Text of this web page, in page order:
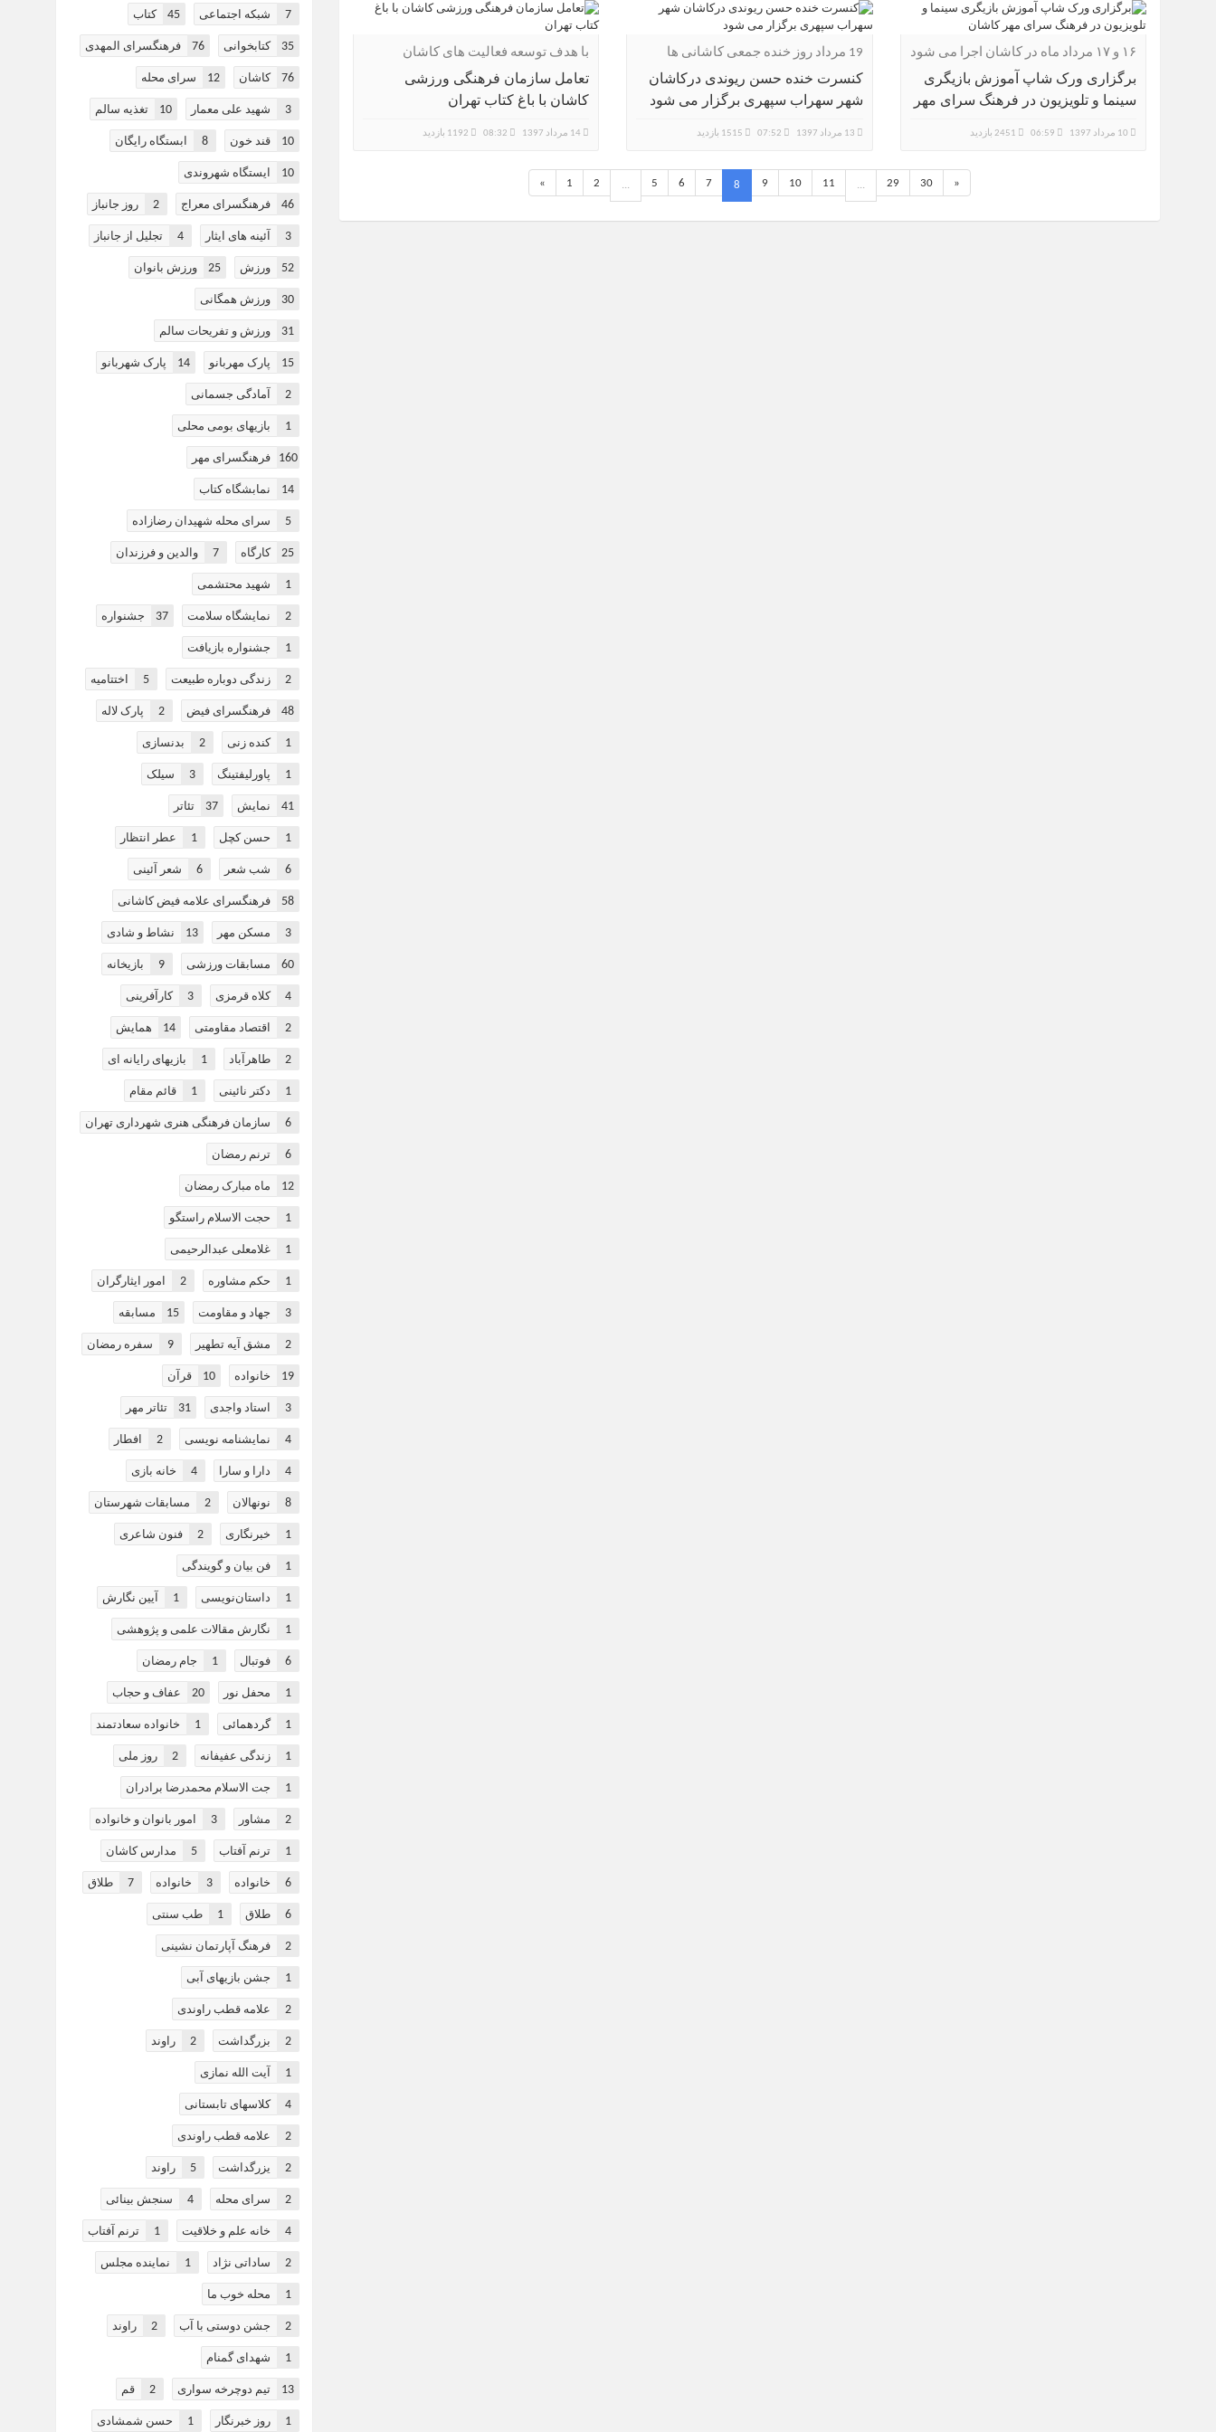
۱۶ و ۱۷ مرداد ماه در کاشان اجرا می شود
برگزاری ورک شاپ آموزش بازیگری
سینما و تلویزیون در فرهنگ سرای مهر
19 مرداد روز خنده جمعی کاشانی ها
کنسرت خنده حسن ریوندی درکاشان
شهر سهراب سپهری برگزار می شود
با هدف توسعه فعالیت های کاشان
پایتخت کتاب ایران:
تعامل سازمان فرهنگی ورزشی
کاشان با باغ کتاب تهران
« 1 2 ... 5 6 7 8 9 10 11 ... 29 30 »
شبکه اجتماعی 7 کتاب 45
کتابخوانی 35 فرهنگسرای المهدی 76
کاشان 76 سرای محله 12
شهید علی معمار 3 تغذیه سالم 10
قند خون 10 ابستگاه رایگان 8
ایستگاه شهروندی 10
فرهنگسرای معراج 46 روز جانباز 2
آئینه های ایثار 3 تجلیل از جانباز 4
ورزش 52 ورزش بانوان 25
ورزش همگانی 30
ورزش و تفریحات سالم 31
پارک مهربانو 15 پارک شهربانو 14
آمادگی جسمانی 2
بازیهای بومی محلی 1
فرهنگسرای مهر 160
نمابشگاه کتاب 14
سرای محله شهیدان رضازاده 5
کارگاه 25 والدین و فرزندان 7
شهید محتشمی 1
نمایشگاه سلامت 2 جشنواره 37
جشنواره بازیافت 1
زندگی دوباره طبیعت 2 اختتاميه 5
فرهنگسرای فیض 48 پارک لاله 2
کنده زنی 1 بدنسازی 2
پاورلیفتینگ 1 سیلک 3
نمایش 41 تئاتر 37
حسن کچل 1 عطر انتظار 1
شب شعر 6 شعر آئینی 6
فرهنگسرای علامه فیض کاشانی 58
مسکن مهر 3 نشاط و شادی 13
مسابقات ورزشی 60 بازیخانه 9
کلاه قرمزی 4 کارآفرینی 3
اقتصاد مقاومتی 2 همایش 14
طاهرآباد 2 بازیهای رایانه ای 1
دکتر نائینی 1 قائم مقام 1
سازمان فرهنگی هنری شهرداری تهران 6
ترنم رمضان 6
ماه مبارک رمضان 12
حجت الاسلام راستگو 1
غلامعلی عبدالرحیمی 1
حکم مشاوره 1 امور ایثارگران 2
جهاد و مقاومت 3 مسابقه 15
مشق آیه تطهیر 2 سفره رمضان 9
خانواده 19 قرآن 10
استاد واجدی 3 تئاتر مهر 31
نمایشنامه نویسی 4 افطار 2
دارا و سارا 4 خانه بازی 4
نونهالان 8 مسابقات شهرستان 2
خبرنگاری 1 فنون شاعری 2
فن بیان و گویندگی 1
داستان‌نویسی 1 آیین نگارش 1
نگارش مقالات علمی و پژوهشی 1
فوتبال 6 جام رمضان 1
محفل نور 1 عفاف و حجاب 20
گردهمائی 1 خانواده سعادتمند 1
زندگی عفیفانه 1 روز ملی 2
جت الاسلام محمدرضا برادران 1
مشاور 2 امور بانوان و خانواده 3
ترنم آفتاب 1 مدارس کاشان 5
خانواده 6 خانواده 3 طلاق 7
طلاق 6 طب سنتی 1
فرهنگ آپارتمان نشینی 2
جشن بازیهای آبی 1
علامه قطب راوندی 2
بزرگداشت 2 راوند 2
آیت الله نمازی 1
کلاسهای تابستانی 4
علامه قطب راوندی 2
یزرگداشت 2 راوند 5
سرای محله 2 سنجش بینائی 4
خانه علم و خلاقیت 4 ترنم آفتاب 1
ساداتی نژاد 2 نماینده مجلس 1
محله خوب ما 1
جشن دوستی با آب 2 راوند 2
شهدای گمنام 1
تیم دوچرخه سواری 13 قم 2
روز خبرنگار 1 حسن شمشادی 1